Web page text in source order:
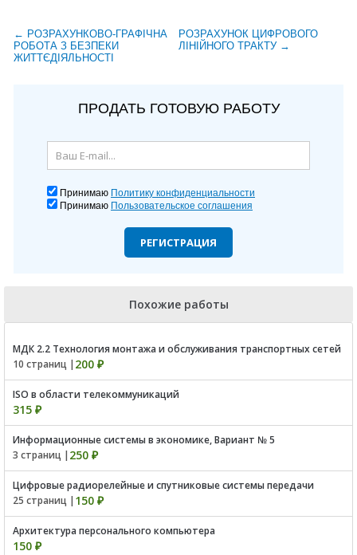
← РОЗРАХУНКОВО-ГРАФІЧНА
РОБОТА З БЕЗПЕКИ
ЖИТТЄДІЯЛЬНОСТІ
РОЗРАХУНОК ЦИФРОВОГО
ЛІНІЙНОГО ТРАКТУ →
ПРОДАТЬ ГОТОВУЮ РАБОТУ
Принимаю Политику конфиденциальности
Принимаю Пользовательское соглашения
РЕГИСТРАЦИЯ
Похожие работы
МДК 2.2 Технология монтажа и обслуживания транспортных сетей
10 страниц | 200 ₽
ISO в области телекоммуникаций
315 ₽
Информационные системы в экономике, Вариант № 5
3 страниц | 250 ₽
Цифровые радиорелейные и спутниковые системы передачи
25 страниц | 150 ₽
Архитектура персонального компьютера
150 ₽